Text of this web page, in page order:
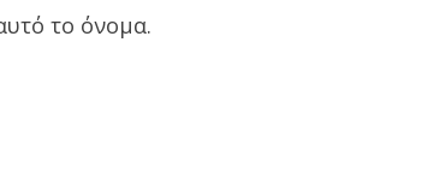
το όνομα.